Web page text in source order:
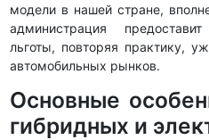
модели в нашей стране,
администрация
льготы, повторяя практику,
автомобильных рынков.
Основные
гибридных и